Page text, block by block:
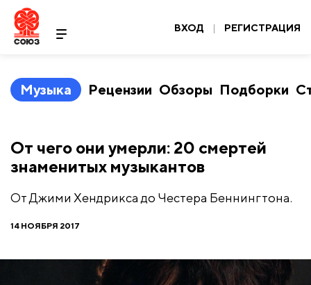
ВХОД | РЕГИСТРАЦИЯ
Музыка Рецензии Обзоры Подборки
От чего они умерли: 20 смертей
знаменитых музыкантов
От Джими Хендрикса до Честера Беннингтона.
14 НОЯБРЯ 2017